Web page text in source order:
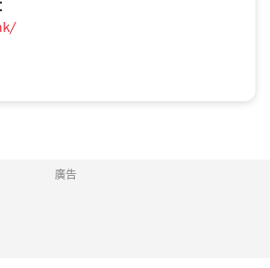
廣告